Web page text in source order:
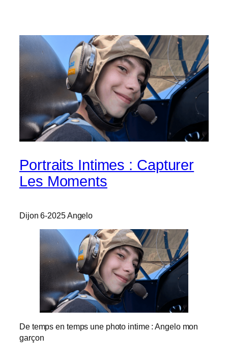
Portraits Intimes : Capturer
Les Moments
Dijon 6-2025 Angelo
De temps en temps une photo intime : Angelo mon
garçon